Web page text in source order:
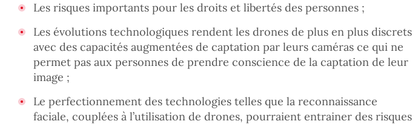
Les risques importants pour les droits et libertés des personnes ;
Les évolutions technologiques rendent les drones de plus en plus discrets
avec des capacités augmentées de captation par leurs caméras ce qui ne
permet pas aux personnes de prendre conscience de la captation de leur
image ;
Le perfectionnement des technologies telles que la reconnaissance
faciale, couplées à l’utilisation de drones, pourraient entrainer des risques